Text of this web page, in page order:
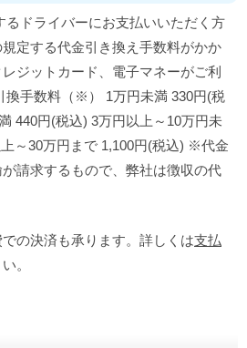
るドライバーにお支払いいただく方
定する代金引き換え手数料がかか
ジットカード、電子マネーがご利
換手数料（※） 1万円未満 330円(税
440円(税込) 3万円以上～10万円未
～30万円まで 1,100円(税込) ※代金
請求するもので、弊社は徴収の代
の決済も承ります。詳しくは支払
。